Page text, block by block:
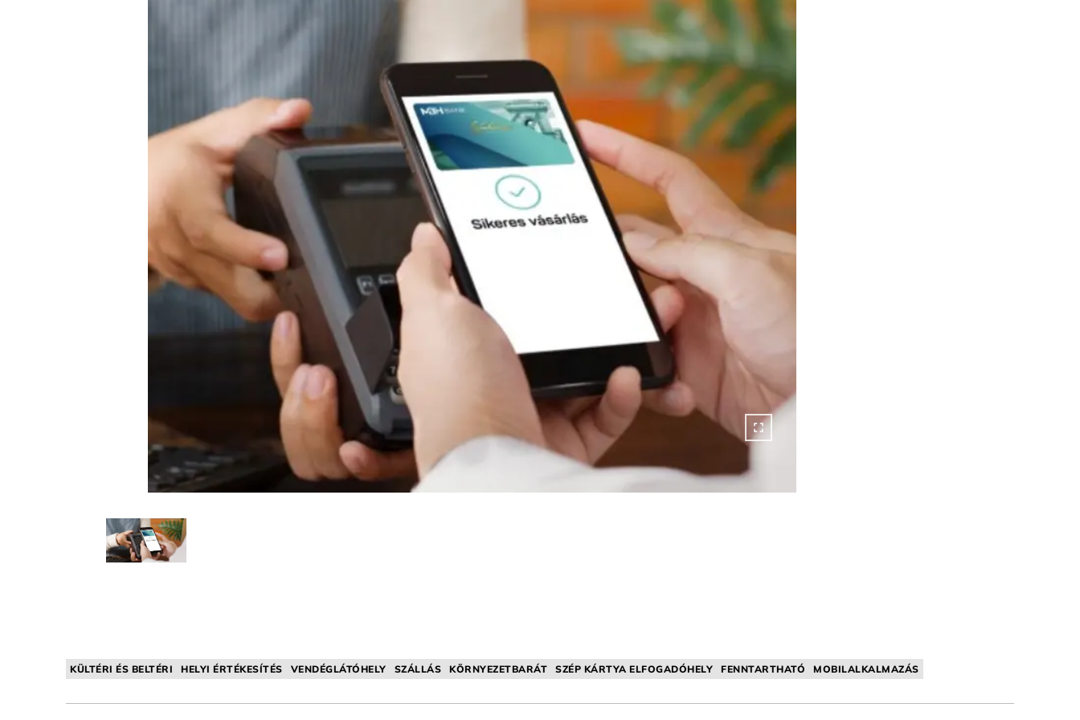
KÜLTÉRI ÉS BELTÉRI HELYI ÉRTÉKESÍTÉS VENDÉGLÁTÓHELY SZÁLLÁS KÖRNYEZETBARÁT SZÉP KÁRTYA ELFOGADÓHELY FENNTARTHATÓ MOBILALKALMAZÁS